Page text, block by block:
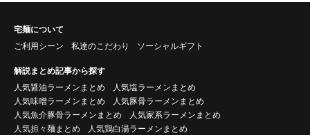
宅麺について
ご利用シーン
私達のこだわり ソーシャルギフト
解説まとめ記事から探す
人気醤油ラーメンまとめ
人気塩ラーメンまとめ
人気味噌ラーメンまとめ
人気豚骨ラーメンまとめ
人気魚介豚骨ラーメンまとめ
人気家系ラーメンまとめ
人気担々麺まとめ
人気鶏白湯ラーメンまとめ